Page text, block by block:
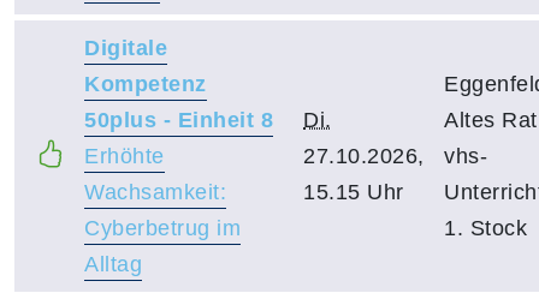
Digitale
Kompetenz
50plus - Einheit 8
Erhöhte
Wachsamkeit:
Cyberbetrug im
Alltag
Di.
27.10.2026,
15.15 Uhr
Altes
vhs-
1. Stock